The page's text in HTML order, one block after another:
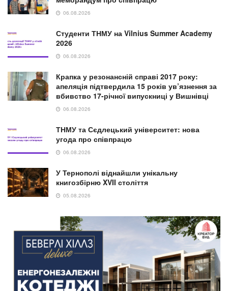
06.08.2026
Студенти ТНМУ на Vilnius Summer Academy
2026
06.08.2026
Крапка у резонансній справі 2017 року:
апеляція підтвердила 15 років ув’язнення за
вбивство 17-річної випускниці у Вишнівці
06.08.2026
ТНМУ та Сєдлецький університет: нова
угода про співпрацю
06.08.2026
У Тернополі віднайшли унікальну
книгозбірню XVII століття
05.08.2026